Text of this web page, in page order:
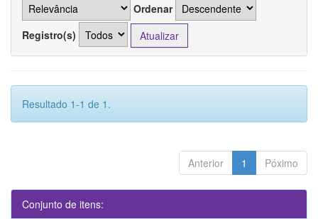
Ordenar
Registro(s)
Resultado 1-1 de 1.
Anterior 1 Póximo
Conjunto de itens: